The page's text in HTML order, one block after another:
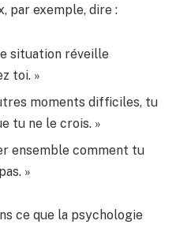
par exemple, dire :
situation réveille
toi. »
moments difficiles, tu
tu ne le crois. »
ensemble comment tu
»
ce que la psychologie